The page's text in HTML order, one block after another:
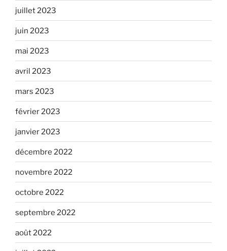
juillet 2023
juin 2023
mai 2023
avril 2023
mars 2023
février 2023
janvier 2023
décembre 2022
novembre 2022
octobre 2022
septembre 2022
août 2022